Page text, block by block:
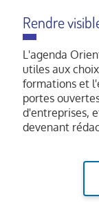
Rendre
L'agenda
utiles aux
formations et
portes
d'entreprises,
devenant